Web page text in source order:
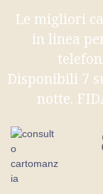
Le migliori
in linea
Disponibili 7
notte.